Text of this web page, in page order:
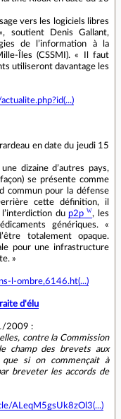
vers les logiciels libres
soutient Denis Gallant,
de l’information à la
Îles (CSSMI). « Il faut
utiliseront davantage les
en date du jeudi 15
dizaine d’autres pays,
se présente comme
commun pour la défense
cette définition, il
du p2p
, les
génériques. «
totalement opaque.
pour une infrastructure
»
l-ombre,6146.ht(...)
d'élu
2009 :
contre la Commission
champ des brevets aux
que si on commençait à
breveter les accords de
ALeqM5gsUk8zOl3(...)